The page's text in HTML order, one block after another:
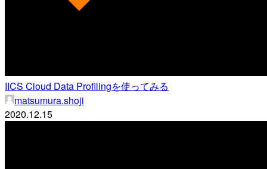
IICS Cloud Data Profilingを使ってみる
matsumura.shoji
2020.12.15